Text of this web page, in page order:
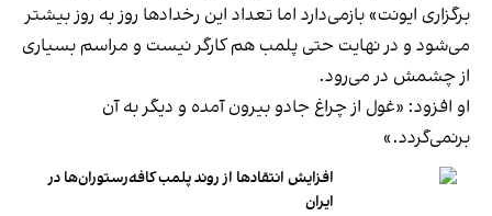
برگزاری ایونت» بازمی‌دارد اما تعداد این رخدادها روز به روز بیشتر
می‌شود و در نهایت حتی پلمب هم کارگر نیست و مراسم بسیاری
از چشمش در می‌رود.
او افزود: «غول از چراغ جادو بیرون آمده و دیگر به آن
برنمی‎‌گردد.»
افزایش انتقادها از روند پلمب کافه‌رستوران‌ها در
ایران